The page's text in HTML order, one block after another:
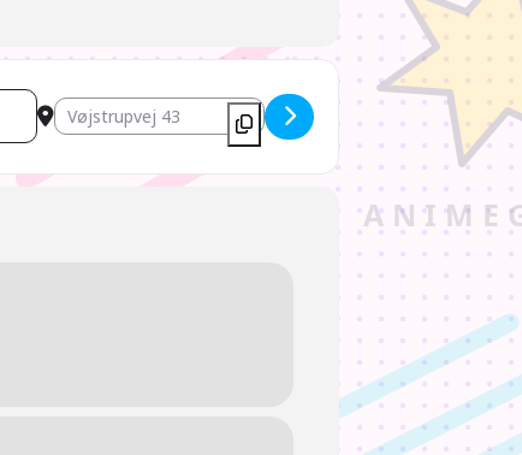
Destination Address - AIOdense – Tur til de Japanske